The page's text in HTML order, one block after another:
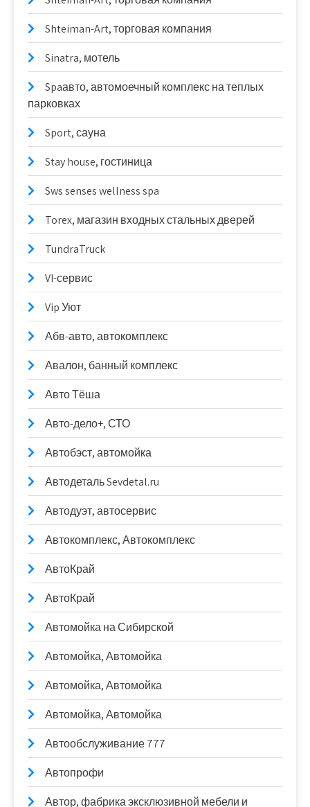
Shteiman-Art, торговая компания
Sinatra, мотель
Spaавто, автомоечный комплекс на теплых
парковках
Sport, сауна
Stay house, гостиница
Sws senses wellness spa
Torex, магазин входных стальных дверей
TundraTruck
VI-сервис
Vip Уют
Абв-авто, автокомплекс
Авалон, банный комплекс
Авто Тёша
Авто-дело+, СТО
Автобэст, автомойка
Автодеталь Sevdetal.ru
Автодуэт, автосервис
Автокомплекс, Автокомплекс
АвтоКрай
АвтоКрай
Автомойка на Сибирской
Автомойка, Автомойка
Автомойка, Автомойка
Автомойка, Автомойка
Автообслуживание 777
Автопрофи
Автор, фабрика эксклюзивной мебели и